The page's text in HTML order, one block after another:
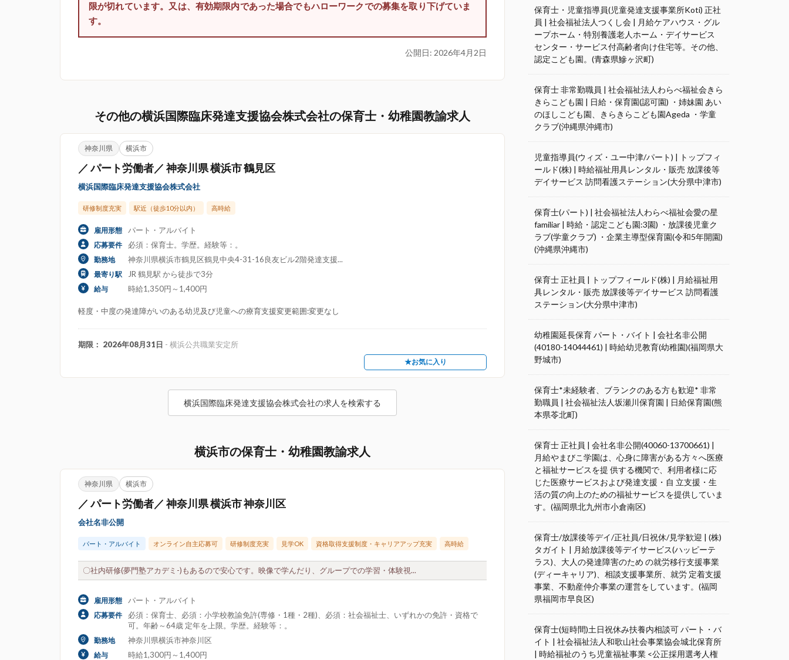
限が切れています。又は、有効期限内であった場合でもハローワークでの募集を取り下げていま
す。
公開日: 2026年4月2日
その他の横浜国際臨床発達支援協会株式会社の保育士・幼稚園教諭求人
神奈川県 横浜市
／ パート労働者／ 神奈川県 横浜市 鶴見区
横浜国際臨床発達支援協会株式会社
研修制度充実 駅近（徒歩10分以内） 高時給
雇用形態 パート・アルバイト
応募要件 必須：保育士。学歴。経験等：。
勤務地 神奈川県横浜市鶴見区鶴見中央4-31-16良友ビル2階発達支援...
最寄り駅 JR 鶴見駅 から徒歩で3分
給与 時給1,350円～1,400円
軽度・中度の発達障がいのある幼児及び児童への療育支援変更範囲:変更なし
期限： 2026年08月31日 - 横浜公共職業安定所
★お気に入り
横浜国際臨床発達支援協会株式会社の求人を検索する
横浜市の保育士・幼稚園教諭求人
神奈川県 横浜市
／ パート労働者／ 神奈川県 横浜市 神奈川区
会社名非公開
パート・アルバイト オンライン自主応募可 研修制度充実 見学OK 資格取得支援制度・キャリアアップ充実 高時給
〇社内研修(夢門塾アカデミ-)もあるので安心です。映像で学んだり、グループでの学習・体験視...
雇用形態 パート・アルバイト
応募要件
必須：保育士、必須：小学校教諭免許(専修・1種・2種)、必須：社会福祉士、いずれかの免許・資格で
可。年齢～64歳 定年を上限。学歴。経験等：。
勤務地 神奈川県横浜市神奈川区
給与 時給1,300円～1,400円
保育士・児童指導員(児童発達支援事業所Koti) 正社
員 | 社会福祉法人つくし会 | 月給ケアハウス・グル
ープホーム・特別養護老人ホーム・デイサービス
センター・サービス付高齢者向け住宅等。その他、
認定こども園。(青森県鰺ヶ沢町)
保育士 非常勤職員 | 社会福祉法人わらべ福祉会きら
きらこども園 | 日給・保育園(認可園) ・姉妹園 あい
のほしこども園、きらきらこども園Ageda ・学童
クラブ(沖縄県沖縄市)
児童指導員(ウィズ・ユー中津/パート) | トップフィ
ールド(株) | 時給福祉用具レンタル・販売 放課後等
デイサービス 訪問看護ステーション(大分県中津市)
保育士(パート) | 社会福祉法人わらべ福祉会愛の星
familiar | 時給・認定こども園:3園) ・放課後児童ク
ラブ(学童クラブ) ・企業主導型保育園(令和5年開園)
(沖縄県沖縄市)
保育士 正社員 | トップフィールド(株) | 月給福祉用
具レンタル・販売 放課後等デイサービス 訪問看護
ステーション(大分県中津市)
幼稚園延長保育 パート・バイト | 会社名非公開
(40180-14044461) | 時給幼児教育(幼稚園)(福岡県大
野城市)
保育士*未経験者、ブランクのある方も歓迎* 非常
勤職員 | 社会福祉法人坂瀬川保育園 | 日給保育園(熊
本県苓北町)
保育士 正社員 | 会社名非公開(40060-13700661) |
月給やまびこ学園は、心身に障害がある方々へ医療
と福祉サービスを提 供する機関で、利用者様に応
じた医療サービスおよび発達支援・自 立支援・生
活の質の向上のための福祉サービスを提供していま
す。(福岡県北九州市小倉南区)
保育士/放課後等デイ/正社員/日祝休/見学歓迎 | (株)
タガイト | 月給放課後等デイサービス(ハッピーテ
ラス)、大人の発達障害のため の就労移行支援事業
(ディーキャリア)、相談支援事業所、就労 定着支援
事業、不動産仲介事業の運営をしています。(福岡
県福岡市早良区)
保育士(短時間)土日祝休み扶養内相談可 パート・バ
イト | 社会福祉法人和歌山社会事業協会城北保育所
| 時給福祉のうち児童福祉事業 <公正採用選考人権